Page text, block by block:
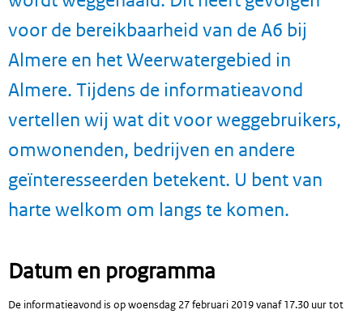
voor de bereikbaarheid van de A6 bij
Almere en het Weerwatergebied in
Almere. Tijdens de informatieavond
vertellen wij wat dit voor weggebruikers,
omwonenden, bedrijven en andere
geïnteresseerden betekent. U bent van
harte welkom om langs te komen.
Datum en programma
De informatieavond is op woensdag 27 februari 2019 vanaf 17.30 uur tot